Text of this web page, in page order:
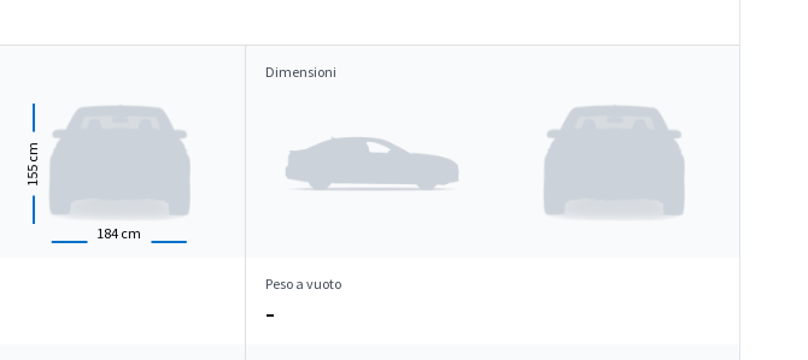
184 cm
155
cm
Dimensioni
Peso a vuoto
–